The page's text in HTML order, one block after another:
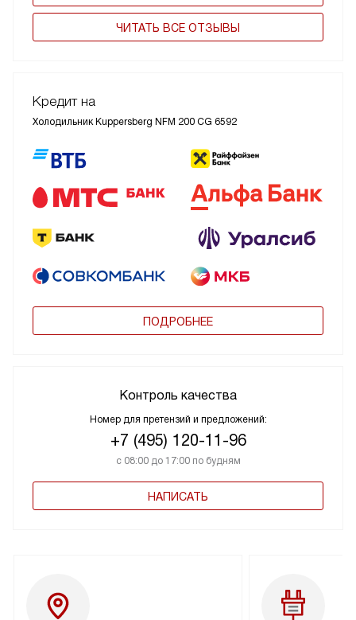
ЧИТАТЬ ВСЕ ОТЗЫВЫ
Кредит на
Холодильник Kuppersberg NFM 200 CG 6592
ПОДРОБНЕЕ
Контроль качества
Номер для претензий и предложений:
+7 (495) 120-11-96
с 08:00 до 17:00 по будням
НАПИСАТЬ